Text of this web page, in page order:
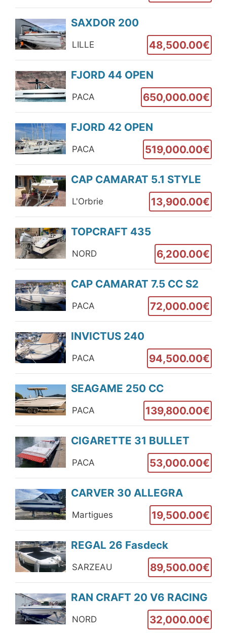
SAXDOR 200
LILLE 48,500.00€
FJORD 44 OPEN
PACA 650,000.00€
FJORD 42 OPEN
PACA 519,000.00€
CAP CAMARAT 5.1 STYLE
L'Orbrie 13,900.00€
TOPCRAFT 435
NORD 6,200.00€
CAP CAMARAT 7.5 CC S2
PACA 72,000.00€
INVICTUS 240
PACA 94,500.00€
SEAGAME 250 CC
PACA 139,800.00€
CIGARETTE 31 BULLET
PACA 53,000.00€
CARVER 30 ALLEGRA
Martigues 19,500.00€
REGAL 26 Fasdeck
SARZEAU 89,500.00€
RAN CRAFT 20 V6 RACING
NORD 32,000.00€